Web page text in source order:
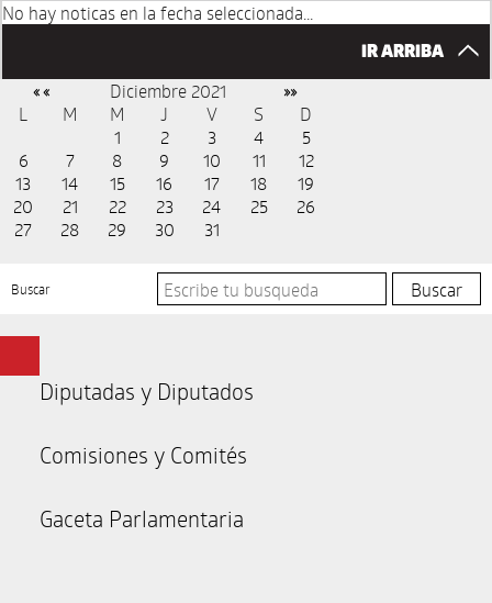
No hay noticas en la fecha seleccionada...
IR ARRIBA
« « Diciembre 2021 »»
L M M J V S
D
1
2 3 4
5
6
7 8 9 10 11
12
13
14 15 16 17 18
19
20
21 22 23 24 25
26
27
28 29 30 31
Buscar
Diputadas y Diputados
Comisiones y Comités
Gaceta Parlamentaria